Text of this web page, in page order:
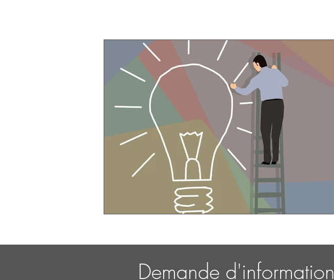
Demande d'information